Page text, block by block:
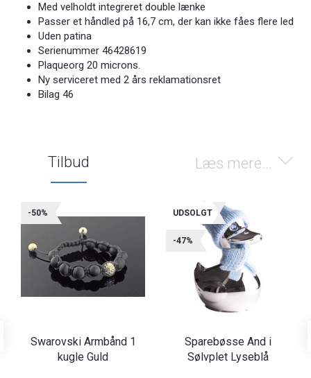
Med velholdt integreret double lænke
Passer et håndled på 16,7 cm, der kan ikke fåes flere led
Uden patina
Serienummer 46428619
Plaqueorg 20 microns.
Ny serviceret med 2 års reklamationsret
Bilag 46
Læs mere...
Tilbud
-50%
Swarovski Armbånd 1
kugle Guld
UDSOLGT
-47%
Sparebøsse And i
Sølvplet Lyseblå